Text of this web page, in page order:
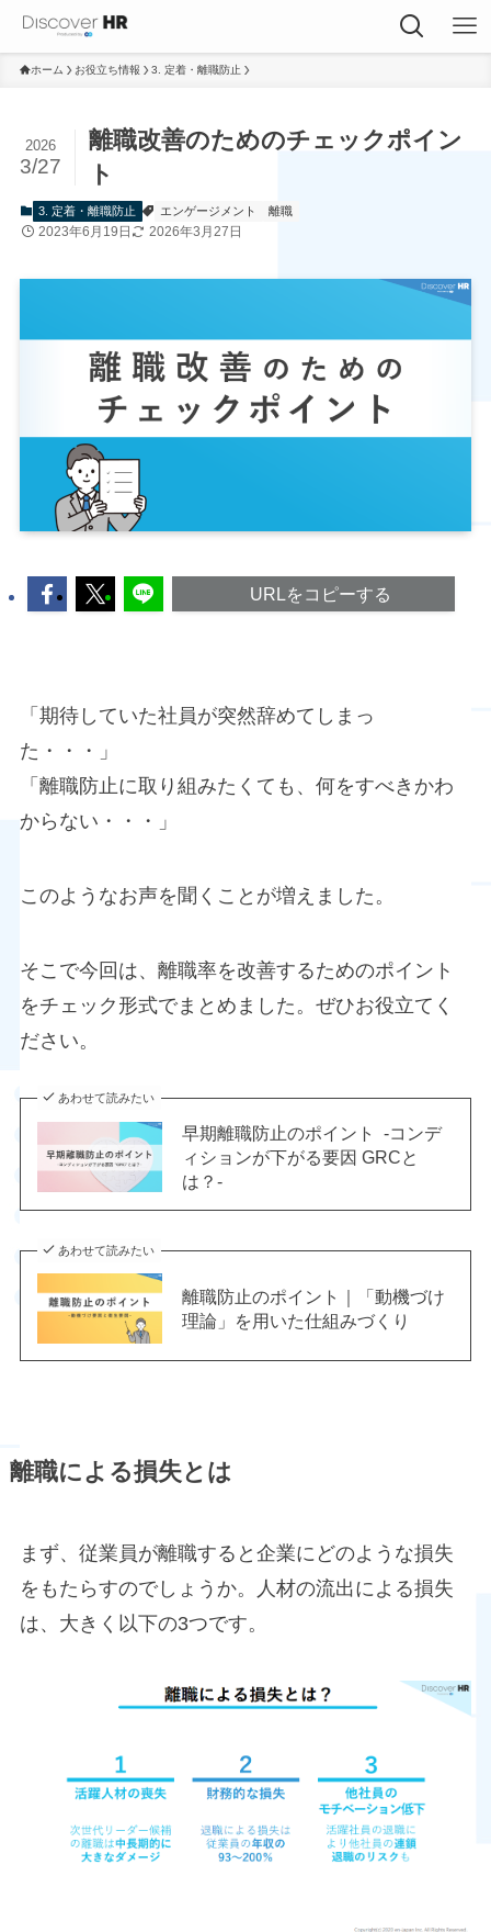
ホーム お役立ち情報 3. 定着・離職防止
離職改善のためのチェックポイン
ト
2026
3/27
3. 定着・離職防止 エンゲージメント 離職
2023年6月19日 2026年3月27日
URLをコピーする
「期待していた社員が突然辞めてしまっ
た・・・」
「離職防止に取り組みたくても、何をすべきかわ
からない・・・」
このようなお声を聞くことが増えました。
そこで今回は、離職率を改善するためのポイント
をチェック形式でまとめました。ぜひお役立てく
ださい。
あわせて読みたい
早期離職防止のポイント -コンデ
ィションが下がる要因 GRCと
は？-
あわせて読みたい
離職防止のポイント｜「動機づけ
理論」を用いた仕組みづくり
離職による損失とは
まず、従業員が離職すると企業にどのような損失
をもたらすのでしょうか。人材の流出による損失
は、大きく以下の3つです。